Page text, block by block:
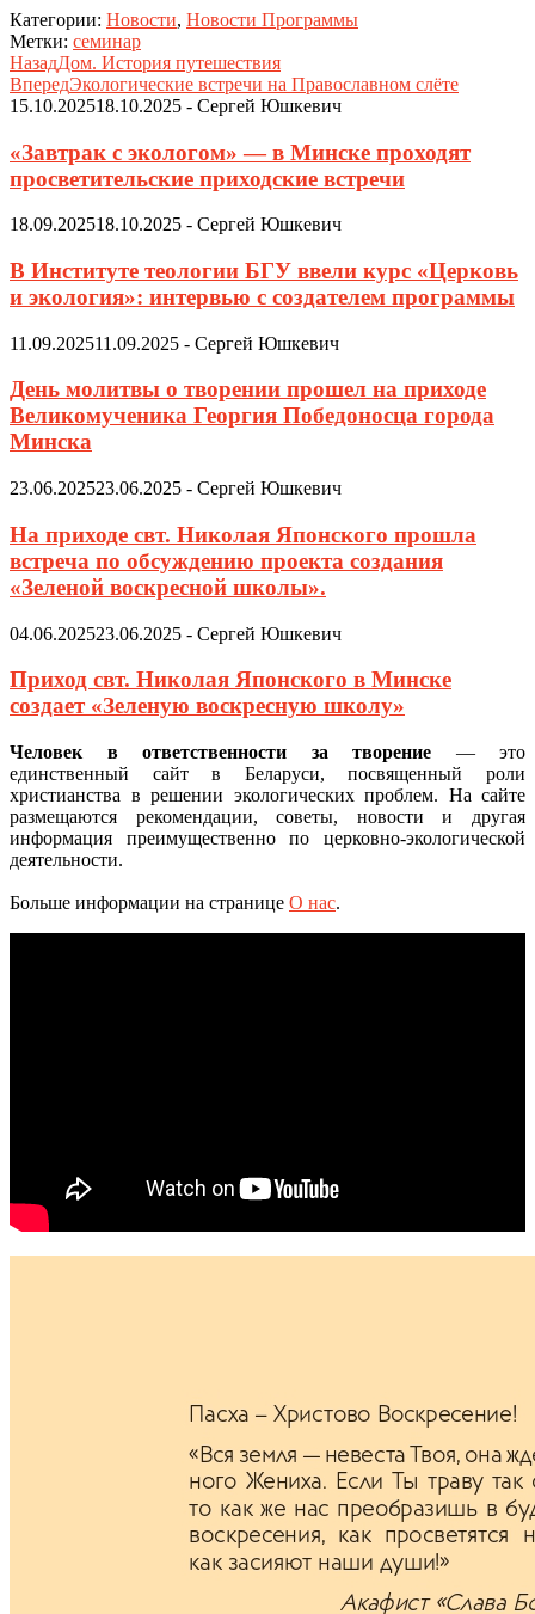
Категории: Новости, Новости Программы
Метки: семинар
НазадДом. История путешествия
ВпередЭкологические встречи на Православном слёте
15.10.202518.10.2025 - Сергей Юшкевич
«Завтрак с экологом» — в Минске проходят
просветительские приходские встречи
18.09.202518.10.2025 - Сергей Юшкевич
В Институте теологии БГУ ввели курс «Церковь
и экология»: интервью с создателем программы
11.09.202511.09.2025 - Сергей Юшкевич
День молитвы о творении прошел на приходе
Великомученика Георгия Победоносца города
Минска
23.06.202523.06.2025 - Сергей Юшкевич
На приходе свт. Николая Японского прошла
встреча по обсуждению проекта создания
«Зеленой воскресной школы».
04.06.202523.06.2025 - Сергей Юшкевич
Приход свт. Николая Японского в Минске
создает «Зеленую воскресную школу»
Человек в ответственности за творение — это
единственный сайт в Беларуси, посвященный роли
христианства в решении экологических проблем. На сайте
размещаются рекомендации, советы, новости и другая
информация преимущественно по церковно-экологической
деятельности.
Больше информации на странице О нас.